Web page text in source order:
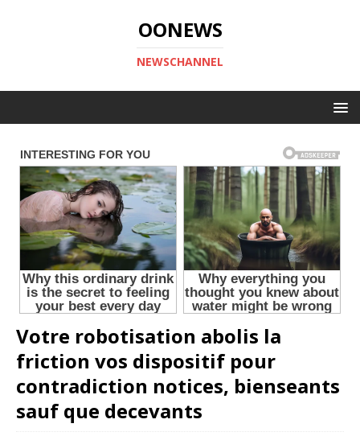
OONEWS
NEWSCHANNEL
Votre robotisation abolis la
friction vos dispositif pour
contradiction notices, bienseants
sauf que decevants